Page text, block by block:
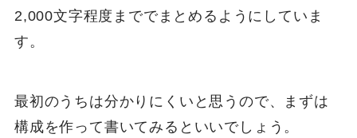
2,000文字程度まででまとめるようにしていま
す。
最初のうちは分かりにくいと思うので、まずは
構成を作って書いてみるといいでしょう。